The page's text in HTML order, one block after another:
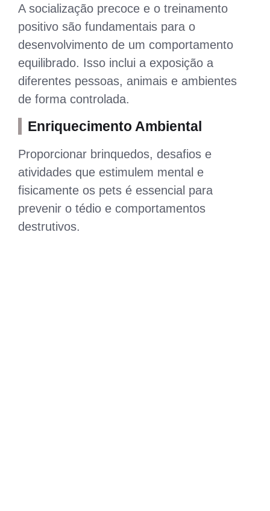
A socialização precoce e o treinamento
positivo são fundamentais para o
desenvolvimento de um comportamento
equilibrado. Isso inclui a exposição a
diferentes pessoas, animais e ambientes
de forma controlada.
Enriquecimento Ambiental
Proporcionar brinquedos, desafios e
atividades que estimulem mental e
fisicamente os pets é essencial para
prevenir o tédio e comportamentos
destrutivos.